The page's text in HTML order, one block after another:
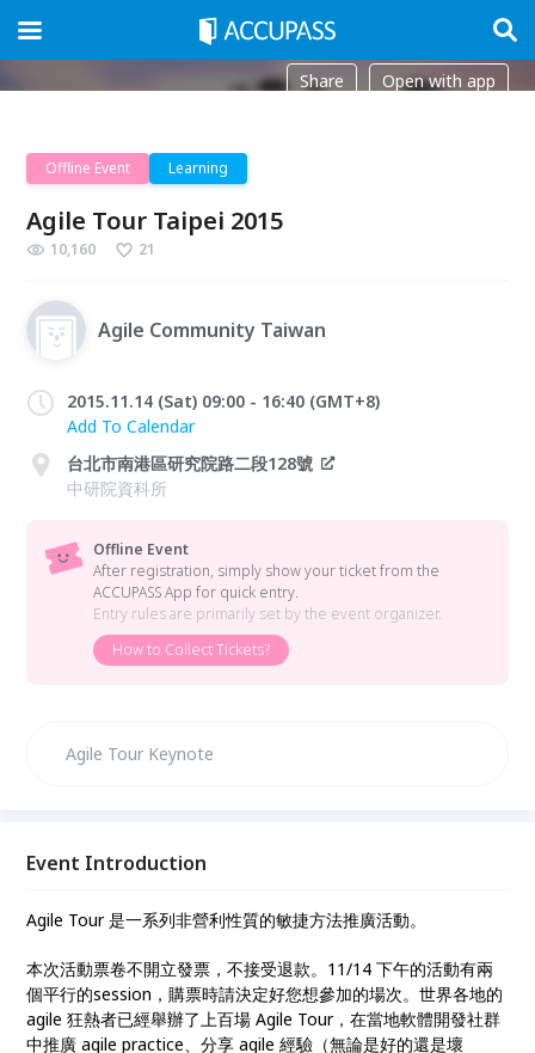
Share Open with app
Offline Event Learning
Agile Tour Taipei 2015
10,160 21
Agile Community Taiwan
2015.11.14 (Sat) 09:00 - 16:40 (GMT+8)
Add To Calendar
台北市南港區研究院路二段128號
中研院資科所
Offline Event
After registration, simply show your ticket from the
ACCUPASS App for quick entry.
Entry rules are primarily set by the event organizer.
How to Collect Tickets?
​Agile Tour Keynote
Event Introduction
Agile Tour 是一系列非營利性質的敏捷方法推廣活動。
本次活動票卷不開立發票，不接受退款。11/14 下午的活動有兩
個平行的session，購票時請決定好您想參加的場次。世界各地的
agile 狂熱者已經舉辦了上百場 Agile Tour，在當地軟體開發社群
中推廣 agile practice、分享 agile 經驗（無論是好的還是壞